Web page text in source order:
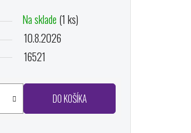
Na sklade (1 ks)
10.8.2026
16521
DO KOŠÍKA